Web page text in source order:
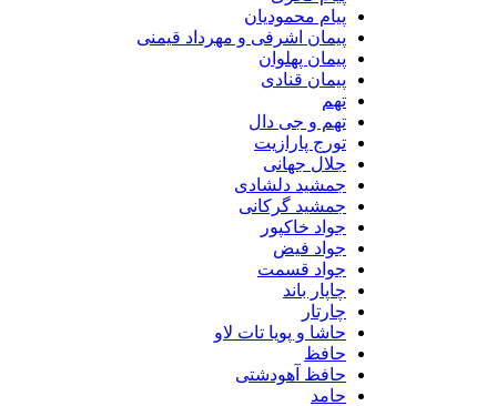
پیام محمودیان
پیمان اشرفی و مهرداد قیمنی
پیمان پهلوان
پیمان قنادی
تهم
تهم و جی دال
تورج پارازیت
جلال جهانی
جمشید دلشادی
جمشید گرکانی
جواد خاکپور
جواد فیض
جواد قسمت
چاپار باند
چارتار
حاشا و پویا تات لاو
حافظ
حافظ آهودشتی
حامد